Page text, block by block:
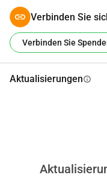
Verbinden Sie
Verbinden Sie
Aktualisierungeninfo